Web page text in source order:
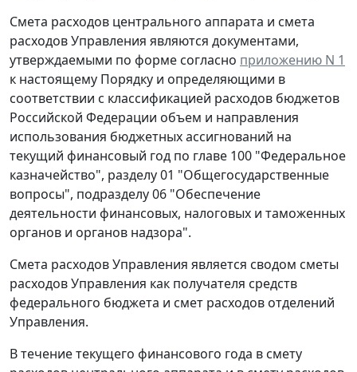
Смета расходов центрального аппарата и смета
расходов Управления являются документами,
утверждаемыми по форме согласно приложению N 1
к настоящему Порядку и определяющими в
соответствии с классификацией расходов бюджетов
Российской Федерации объем и направления
использования бюджетных ассигнований на
текущий финансовый год по главе 100 "Федеральное
казначейство", разделу 01 "Общегосударственные
вопросы", подразделу 06 "Обеспечение
деятельности финансовых, налоговых и таможенных
органов и органов надзора".
Смета расходов Управления является сводом сметы
расходов Управления как получателя средств
федерального бюджета и смет расходов отделений
Управления.
В течение текущего финансового года в смету